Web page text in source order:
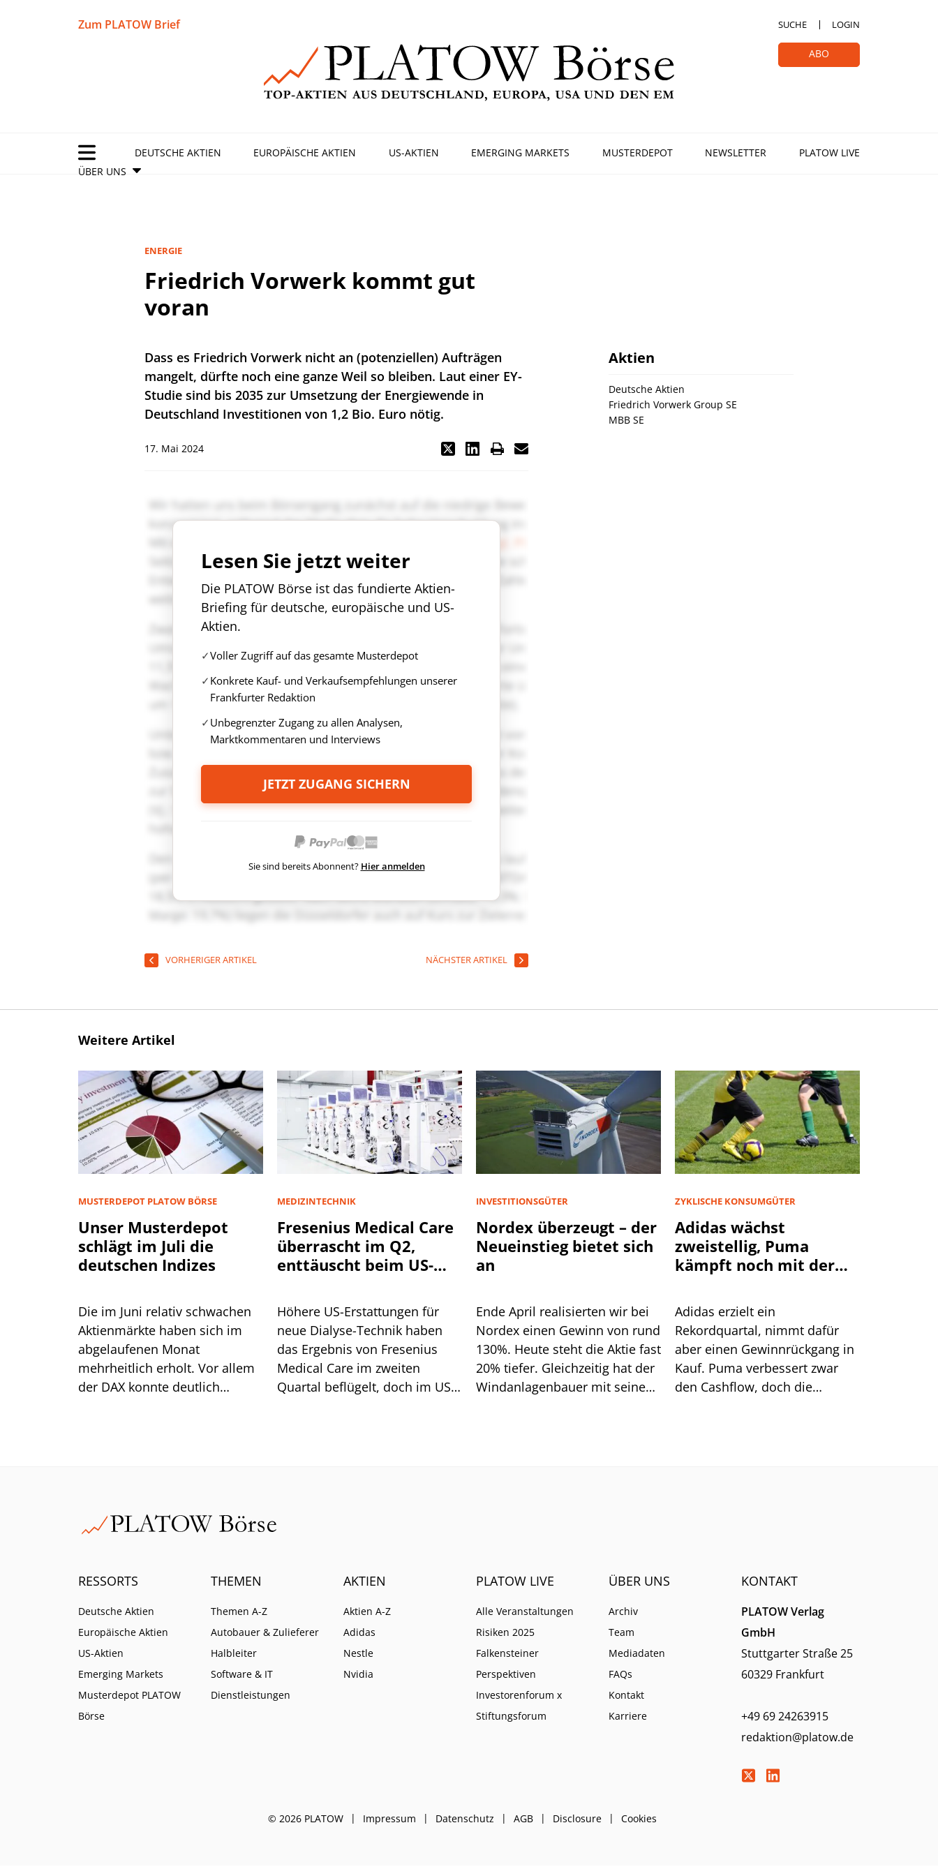
Zum PLATOW Brief SUCHE LOGIN
ABO
DEUTSCHE AKTIEN EUROPÄISCHE AKTIEN US-AKTIEN EMERGING MARKETS MUSTERDEPOT NEWSLETTER
PLATOW LIVE
ÜBER UNS
ENERGIE
Friedrich Vorwerk kommt gut
voran
Dass es Friedrich Vorwerk nicht an (potenziellen) Aufträgen
mangelt, dürfte noch eine ganze Weil so bleiben. Laut einer EY-
Studie sind bis 2035 zur Umsetzung der Energiewende in
Deutschland Investitionen von 1,2 Bio. Euro nötig.
17. Mai 2024
Lesen Sie jetzt weiter
Die PLATOW Börse ist das fundierte Aktien-
Briefing für deutsche, europäische und US-
Aktien.
Voller Zugriff auf das gesamte Musterdepot
Konkrete Kauf- und Verkaufsempfehlungen unserer
Frankfurter Redaktion
Unbegrenzter Zugang zu allen Analysen,
Marktkommentaren und Interviews
JETZT ZUGANG SICHERN
Sie sind bereits Abonnent? Hier anmelden
VORHERIGER ARTIKEL NÄCHSTER ARTIKEL
Aktien
Deutsche Aktien
Friedrich Vorwerk Group SE
MBB SE
Weitere Artikel
MUSTERDEPOT PLATOW BÖRSE
Unser Musterdepot
schlägt im Juli die
deutschen Indizes
Die im Juni relativ schwachen
Aktienmärkte haben sich im
abgelaufenen Monat
mehrheitlich erholt. Vor allem
der DAX konnte deutlich
MEDIZINTECHNIK
Fresenius Medical Care
überrascht im Q2,
enttäuscht beim US-
Höhere US-Erstattungen für
neue Dialyse-Technik haben
das Ergebnis von Fresenius
Medical Care im zweiten
Quartal beflügelt, doch im US-
INVESTITIONSGÜTER
Nordex überzeugt – der
Neueinstieg bietet sich
an
Ende April realisierten wir bei
Nordex einen Gewinn von rund
130%. Heute steht die Aktie fast
20% tiefer. Gleichzeitig hat der
Windanlagenbauer mit seinen
ZYKLISCHE KONSUMGÜTER
Adidas wächst
zweistellig, Puma
kämpft noch mit der
Adidas erzielt ein
Rekordquartal, nimmt dafür
aber einen Gewinnrückgang in
Kauf. Puma verbessert zwar
den Cashflow, doch die
RESSORTS
Deutsche Aktien
Europäische Aktien
US-Aktien
Emerging Markets
Musterdepot PLATOW
Börse
THEMEN
Themen A-Z
Autobauer & Zulieferer
Halbleiter
Software & IT
Dienstleistungen
AKTIEN
Aktien A-Z
Adidas
Nestle
Nvidia
PLATOW LIVE
Alle Veranstaltungen
Risiken 2025
Falkensteiner
Perspektiven
Investorenforum x
Stiftungsforum
ÜBER UNS
Archiv
Team
Mediadaten
FAQs
Kontakt
Karriere
KONTAKT
PLATOW Verlag
GmbH
Stuttgarter Straße 25
60329 Frankfurt
+49 69 24263915
redaktion@platow.de
© 2026 PLATOW Impressum Datenschutz AGB Disclosure Cookies